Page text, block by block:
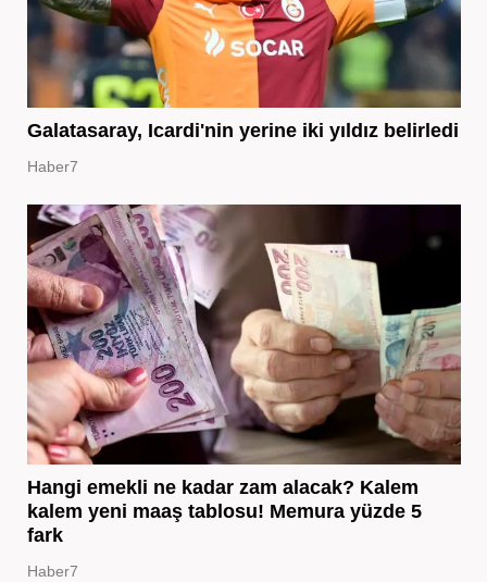
Galatasaray, Icardi'nin yerine iki yıldız belirledi
Haber7
Hangi emekli ne kadar zam alacak? Kalem
kalem yeni maaş tablosu! Memura yüzde 5
fark
Haber7